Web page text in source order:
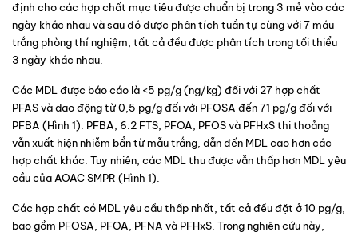
định cho các hợp chất mục tiêu được chuẩn bị trong 3 mẻ vào các
ngày khác nhau và sau đó được phân tích tuần tự cùng với 7 máu
trắng phòng thí nghiệm, tất cả đều được phân tích trong tối thiểu
3 ngày khác nhau.
Các MDL được báo cáo là <5 pg/g (ng/kg) đối với 27 hợp chất
PFAS và dao động từ 0,5 pg/g đối với PFOSA đến 71 pg/g đối với
PFBA (Hình 1). PFBA, 6:2 FTS, PFOA, PFOS và PFHxS thi thoảng
vẫn xuất hiện nhiễm bẩn từ mẫu trắng, dẫn đến MDL cao hơn các
hợp chất khác. Tuy nhiên, các MDL thu được vẫn thấp hơn MDL yêu
cầu của AOAC SMPR (Hình 1).
Các hợp chất có MDL yêu cầu thấp nhất, tất cả đều đặt ở 10 pg/g,
bao gồm PFOSA, PFOA, PFNA và PFHxS. Trong nghiên cứu này,